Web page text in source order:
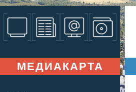
МЕДИАКАРТА